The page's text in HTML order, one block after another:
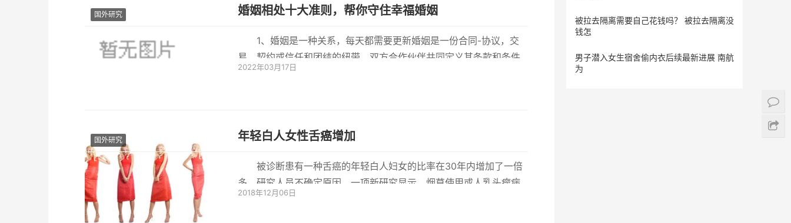
国外研究 婚姻相处十大准则，帮你守住幸福婚姻
1、婚姻是一种关系，每天都需要更新婚姻是一份合同-协议，交
易，契约或信任和团结的纽带。双方合作伙伴共同定义其条款和条件
并定期对其...
2022年03月17日
国外研究 年轻白人女性舌癌增加
被诊断患有一种舌癌的年轻白人妇女的比率在30年内增加了一倍
多，研究人员不确定原因。一项新研究显示，烟草使用或人乳头瘤病
毒等常见嫌...
2018年12月06日
被拉去隔离需要自己花钱吗？ 被拉去隔离没
钱怎
男子潜入女生宿舍偷内衣后续最新进展 南航
为